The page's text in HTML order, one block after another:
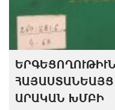
ԱՐԱԿԱՆ ԽՄԲԻ